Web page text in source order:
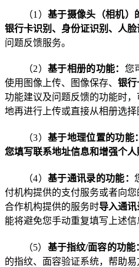
（1 ）基于摄像头（相机）
银行卡识别、身份证识别、人脸
问题反馈服务。
（2）基于相册的功能： 您
使用图像上传、图像保存、 银行
功能建议及问题反馈的功能时
地再进行上传或直接从相册选择
（3）基于地理位置的功能
您填写联系地址信息和增强个
（4）基于通讯录的功能：
付机构提供的支付服务或者向
合作机构提供的服务时导入通
能将避免您手动重复填写上述信
（5） 基于指纹/面容的功能
的指纹、面容验证系统， 帮助易